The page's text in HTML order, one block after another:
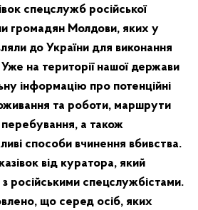
спецслужб російської
громадян Молдови, яких у
до України для виконання
Уже на території нашої держави
інформацію про потенційні
та роботи, маршрути
а також
способи вчинення вбивства.
від куратора, який
з російськими спецслужбістами.
що серед осіб, яких